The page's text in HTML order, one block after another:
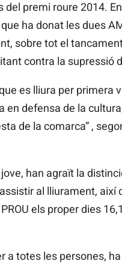
premi roure 2014.
ha donat les dues
sobre tot el
contra la supressió
es lliura per primera
en defensa de la
de la comarca” ,
han agraït la
al lliurament, així
els proper dies
totes les persones,